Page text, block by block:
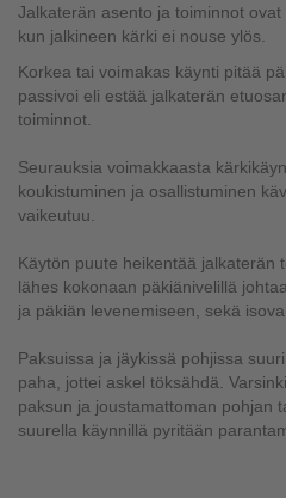
Jalkaterän asento ja toiminnot
kun jalkineen kärki ei nouse ylös.
Korkea tai voimakas käynti pitää
passivoi eli estää jalkaterän
toiminnot.
Seurauksia voimakkaasta
koukistuminen ja osallistuminen
vaikeutuu.
Käytön puute heikentää jalkaterän
lähes kokonaan päkiänivelillä
ja päkiän levenemiseen, sekä
Paksuissa ja jäykissä pohjissa
paha, jottei askel töksähdä.
paksun ja joustamattoman pohjan
suurella käynnillä pyritään